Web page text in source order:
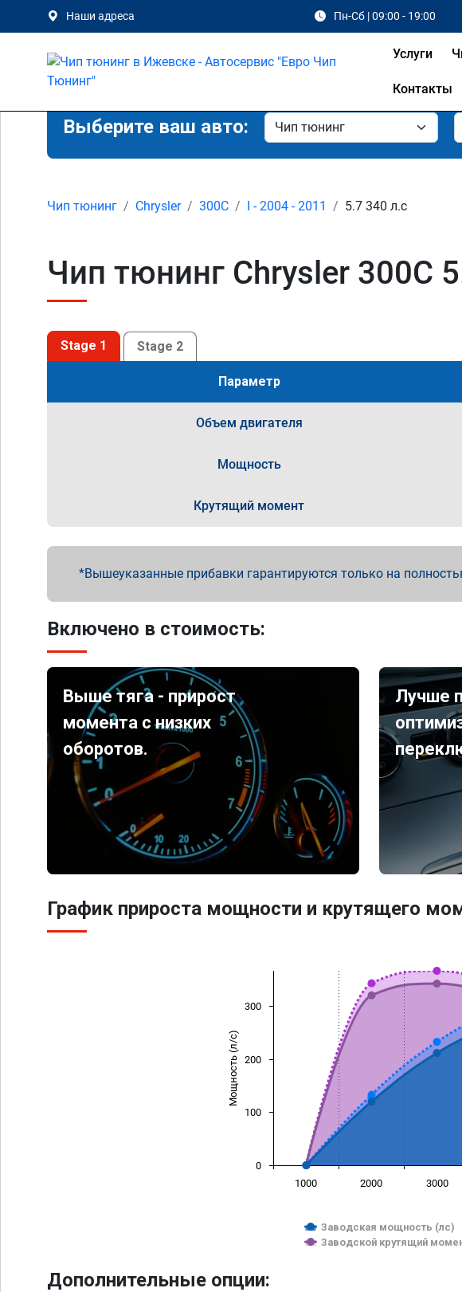
Наши адреса Пн-Сб | 09:00 - 19:00
Услуги
Контакты
Выберите ваш авто:
Чип тюнинг Chrysler 300C I - 2004 - 2011 5.7 340 л.с
Чип тюнинг Chrysler 300C
Stage 1 Stage 2
Параметр
Объем двигателя
Мощность
Крутящий момент
Вышеуказанные прибавки гарантируются только на
Включено в стоимость:
Выше тяга - прирост
момента с низких
оборотов.
Лучше
График прироста мощности и крутящего
Мощность (л/с)
Заводская мощность (лс)
Заводской крутящий
1000 2000 3000
0
100
200
300
Дополнительные опции: